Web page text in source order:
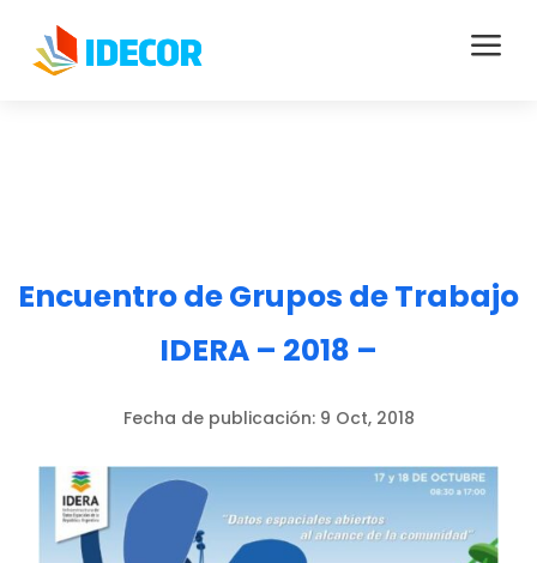
a
Encuentro de Grupos de Trabajo
IDERA – 2018 –
Fecha de publicación: 9 Oct, 2018